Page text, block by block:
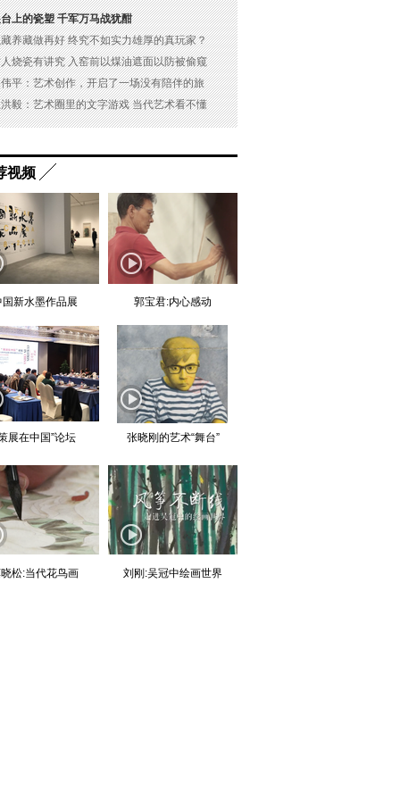
上的瓷塑 千军万马战犹酣
养藏做再好 终究不如实力雄厚的真玩家？
烧瓷有讲究 入窑前以煤油遮面以防被偷窥
平：艺术创作，开启了一场没有陪伴的旅
毅：艺术圈里的文字游戏 当代艺术看不懂
视频
国新水墨作品展 郭宝君:内心感动
展在中国”论坛 张晓刚的艺术“舞台”
松:当代花鸟画 刘刚:吴冠中绘画世界